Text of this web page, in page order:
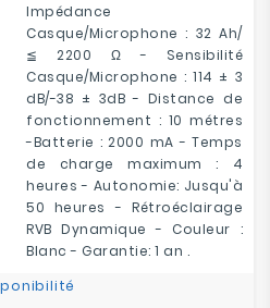
Impédance
Casque/Microphone : 32 Ah/
≦ 2200 Ω - Sensibilité
Casque/Microphone : 114 ± 3
dB/-38 ± 3dB - Distance de
fonctionnement : 10 métres
-Batterie : 2000 mA - Temps
de charge maximum : 4
heures - Autonomie: Jusqu'à
50 heures - Rétroéclairage
RVB Dynamique - Couleur :
Blanc - Garantie: 1 an .